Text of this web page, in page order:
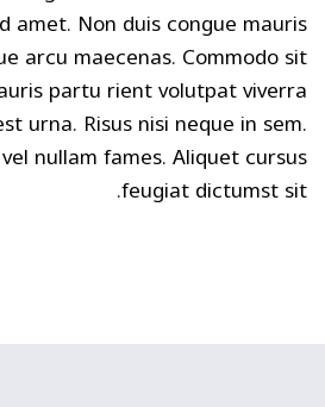
amet. Non duis congue mauris
arcu maecenas. Commodo sit
partu rient volutpat viverra
urna. Risus nisi neque in sem.
nullam fames. Aliquet cursus
feugiat dictumst sit.